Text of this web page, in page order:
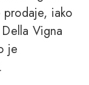
iako
Vigna
je